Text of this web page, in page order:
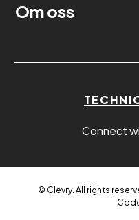
Om oss
Connect
© Clevry. All rights